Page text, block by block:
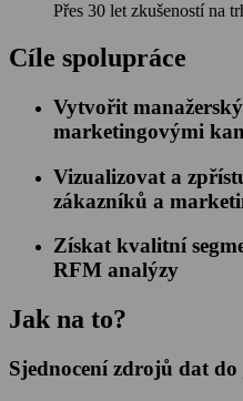
Přes 30 let zkušeností na
Cíle spolupráce
Vytvořit
marketingovými
Vizualizovat a
zákazníků a
Získat kvalitní
RFM analýzy
Jak na to?
Sjednocení zdrojů dat